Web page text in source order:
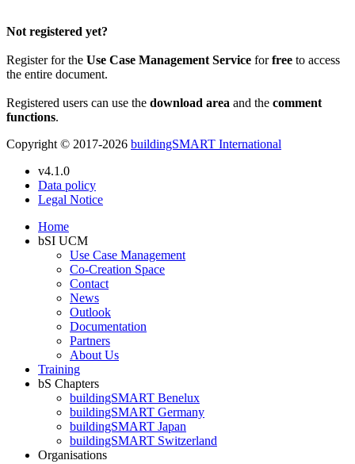
Not registered yet?
Register for the Use Case Management Service forfree to access
the entire document.
Registered users can use the download area and the comment
functions.
Copyright © 2017-2026 buildingSMART International
v4.1.0
Data policy
Legal Notice
Home
bSI UCM
Use Case Management
Co-Creation Space
Contact
News
Outlook
Documentation
Partners
About Us
Training
bS Chapters
buildingSMART Benelux
buildingSMART Germany
buildingSMART Japan
buildingSMART Switzerland
Organisations